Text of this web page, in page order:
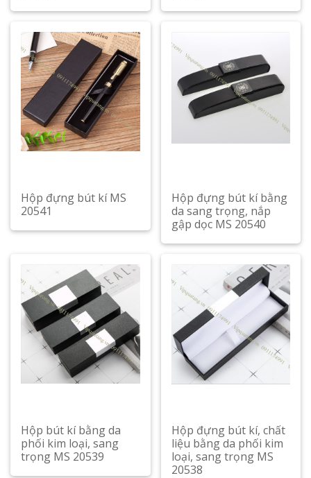
Hộp đựng bút kí MS
20541
Hộp đựng bút kí bằng
da sang trọng, nắp
gập dọc MS 20540
Hộp bút kí bằng da
phối kim loại, sang
trọng MS 20539
Hộp đựng bút kí, chất
liệu bằng da phối kim
loại, sang trọng MS
20538